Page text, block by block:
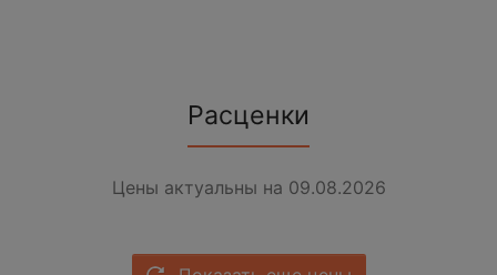
Расценки
Цены актуальны на 09.08.2026